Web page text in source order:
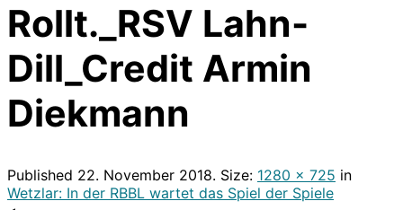
Rollt._RSV Lahn-
Dill_Credit Armin
Diekmann
Published 22. November 2018. Size: 1280 × 725 in
Wetzlar: In der RBBL wartet das Spiel der Spiele